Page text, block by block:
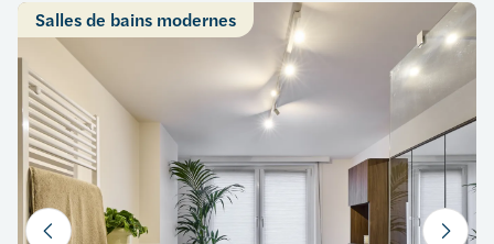
Salles de bains modernes